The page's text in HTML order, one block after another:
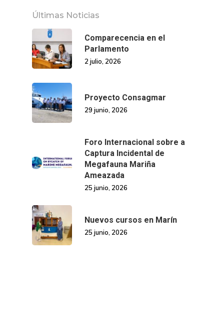
Últimas Noticias
Comparecencia en el
Parlamento
2 julio, 2026
Proyecto Consagmar
29 junio, 2026
Foro Internacional sobre a
Captura Incidental de
Megafauna Mariña
Ameazada
25 junio, 2026
Nuevos cursos en Marín
25 junio, 2026